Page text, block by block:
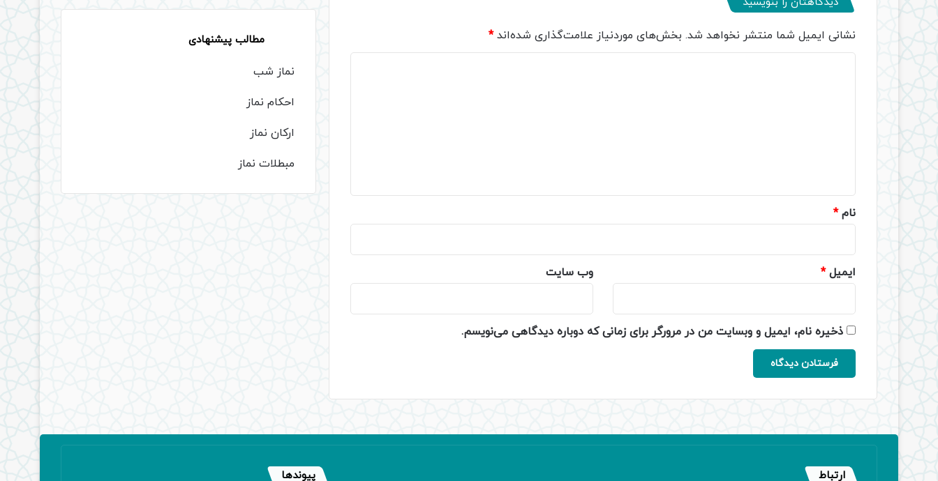
نشانی ایمیل شما منتشر نخواهد شد. بخش‌های موردنیاز علامت‌گذاری شده‌اند*
نام*
ایمیل* وب‌ سایت
ذخیره نام، ایمیل و وبسایت من در مرورگر برای زمانی که دوباره دیدگاهی می‌نویسم.
مطالب پیشنهادی
نماز شب
احکام نماز
ارکان نماز
مبطلات نماز
ارتباط پیوندها